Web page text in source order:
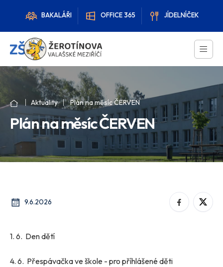
BAKALÁŘI OFFICE 365 JÍDELNÍČEK
Aktuality Plán na měsíc ČERVEN
Plán na měsíc ČERVEN
9.6.2026
1. 6. Den dětí
4. 6. Přespávačka ve škole - pro příhlášené děti